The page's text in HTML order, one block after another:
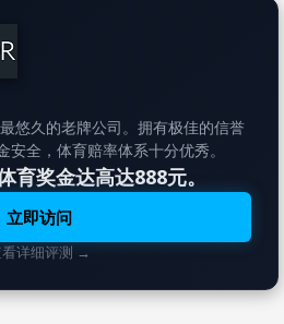
悠久的老牌公司。拥有极佳的信誉
全，体育赔率体系十分优秀。
育奖金达高达888元。
立即访问
详细评测 →